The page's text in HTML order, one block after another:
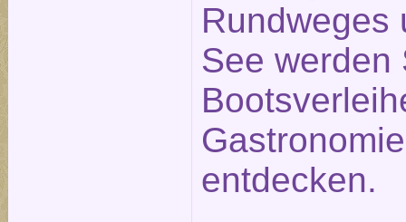
Rundweges
See werden
entdecken.